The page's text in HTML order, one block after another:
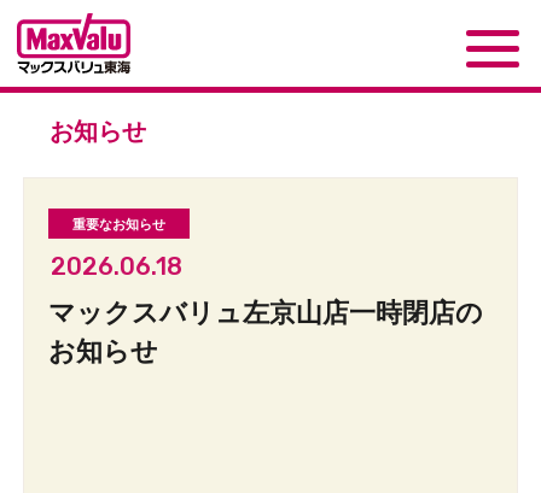
お知らせ
2026.06.18
マックスバリュ左京山店一時閉店の
お知らせ